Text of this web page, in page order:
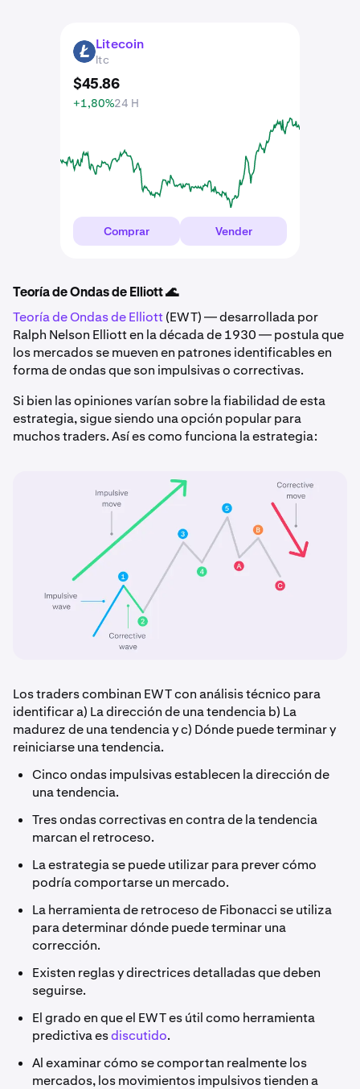
LTC Litecoin
ltc
$45.86
+1,80%24 H
Comprar Vender
Teoría de Ondas de Elliott 🌊
Teoría de Ondas de Elliott(EWT) — desarrollada por
Ralph Nelson Elliott en la década de 1930 — postula que
los mercados se mueven en patrones identificables en
forma de ondas que son impulsivas o correctivas.
Si bien las opiniones varían sobre la fiabilidad de esta
estrategia, sigue siendo una opción popular para
muchos traders. Así es como funciona la estrategia:
Los traders combinan EWT con análisis técnico para
identificar a) La dirección de una tendencia b) La
madurez de una tendencia y c) Dónde puede terminar y
reiniciarse una tendencia.
Cinco ondas impulsivas establecen la dirección de
una tendencia.
Tres ondas correctivas en contra de la tendencia
marcan el retroceso.
La estrategia se puede utilizar para prever cómo
podría comportarse un mercado.
La herramienta de retroceso de Fibonacci se utiliza
para determinar dónde puede terminar una
corrección.
Existen reglas y directrices detalladas que deben
seguirse.
El grado en que el EWT es útil como herramienta
predictiva esdiscutido.
Al examinar cómo se comportan realmente los
mercados, los movimientos impulsivos tienden a